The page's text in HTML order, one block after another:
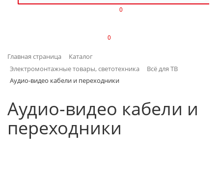
ИНТЕРЬЕР
КАНЦТОВАРЫ
КЛИМАТИЧЕСКАЯ ТЕХНИКА
КРЕПЕЖ И СКОБЯНЫЕ ИЗДЕЛИЯ
0
0
Главная страница
Каталог
Электромонтажные товары, светотехника
Всё для ТВ
Аудио-видео кабели и переходники
Аудио-видео кабели и
переходники